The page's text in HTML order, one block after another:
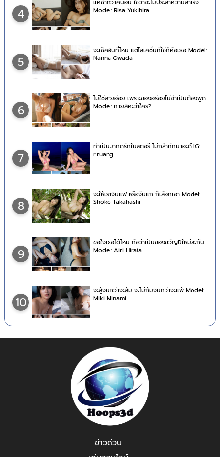
4
แค่ช้ากว่าคนอื่น ใช่ว่าจะไม่ประสำความสำเร็จ
Model: Risa Yukihira
5
จะเช็คอินที่ไหน แต่โลเคชั่นที่ใช่ก็คือเธอ Model:
Nanna Owada
6
ไม่ใช่สายอ่อย เพราะของอร่อยไม่จำเป็นต้องพูด
Model: ทายสิคะว่าใคร?
7
ทำเป็นมากดรักในสตอรี่..ไม่กล้าทักมาอะดิ้ IG:
r.ruang
8
จะให้เราจิบแฟ หรือจีบแก ก็เลือกเอา Model:
Shoko Takahashi
9
ขอใจเธอได้ไหม ถือว่าเป็นของขวัญปีใหม่ละกัน
Model: Airi Hirata
10
จะสู้จนกว่าจะล้ม จะไม่ก้มจนกว่าจะแพ้ Model:
Miki Minami
ข่าวด่วน